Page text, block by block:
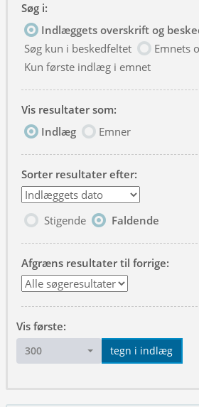
Søg i:
Indlæggets overskrift og
Søg kun i beskedfeltet
Emnets
Kun første indlæg i emnet
Vis resultater som:
Indlæg
Emner
Sorter resultater efter:
Stigende Faldende
Afgræns resultater til forrige:
Vis første:
300 tegn i indlæg